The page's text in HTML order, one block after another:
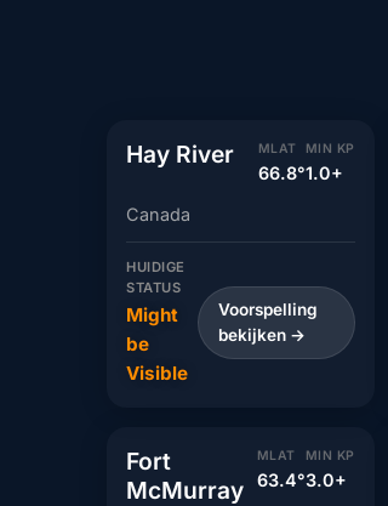
Hay River MLAT
66.8°
MIN KP
1.0+
Canada
HUIDIGE
STATUS
Might
be
Visible
Voorspelling
bekijken →
Fort
McMurray
MLAT
63.4°
MIN KP
3.0+